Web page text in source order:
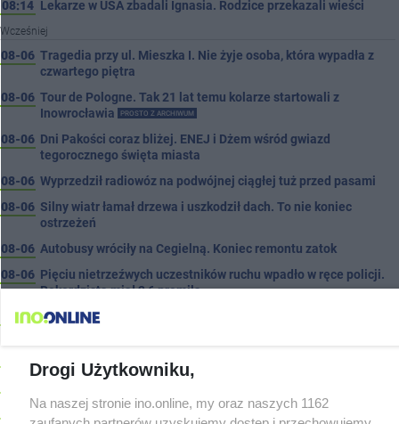
08:14 Lekarze w USA zbadali Ignasia. Rodzice przekazali wieści
Wcześniej
08-06 Tragedia przy ul. Mieszka I. Nie żyje osoba, która wypadła z
czwartego piętra
08-06 Tour de Pologne. Tak 21 lat temu kolarze startowali z
Inowrocławia
PROSTO Z ARCHIWUM
08-06 Dni Pakości coraz bliżej. ENEJ i Dżem wśród gwiazd
tegorocznego święta miasta
08-06 Wyprzedził radiowóz na podwójnej ciągłej tuż przed pasami
08-06 Silny wiatr łamał drzewa i uszkodził dach. To nie koniec
ostrzeżeń
08-06 Autobusy wróciły na Cegielną. Koniec remontu zatok
08-06 Pięciu nietrzeźwych uczestników ruchu wpadło w ręce policji.
Rekordzista miał 2,6 promila
08-05 Inowrocław w "gorącej" czołówce. Według analizy Onetu nasze
Zmiany dla pasażerów na trasie Rojewo-Inowrocław
08-05 W sobotę Kujawski Festiwal Pieśni Ludowej
Drogi Użytkowniku,
Na naszej stronie ino.online, my oraz naszych 1162